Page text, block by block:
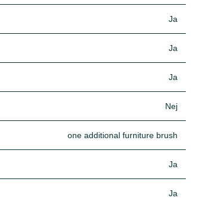
Ja
Ja
Ja
Nej
one additional furniture brush
Ja
Ja